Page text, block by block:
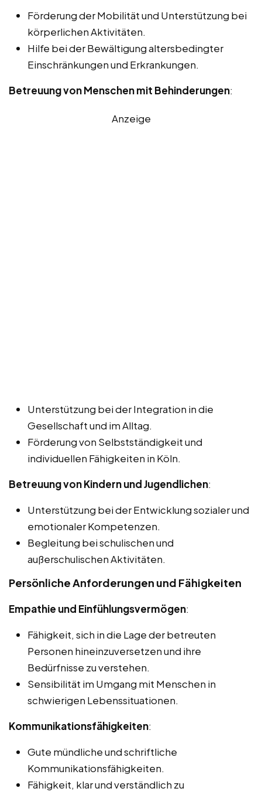
Förderung der Mobilität und Unterstützung bei
körperlichen Aktivitäten.
Hilfe bei der Bewältigung altersbedingter
Einschränkungen und Erkrankungen.
Betreuung von Menschen mit Behinderungen:
Anzeige
Unterstützung bei der Integration in die
Gesellschaft und im Alltag.
Förderung von Selbstständigkeit und
individuellen Fähigkeiten in Köln.
Betreuung von Kindern und Jugendlichen:
Unterstützung bei der Entwicklung sozialer und
emotionaler Kompetenzen.
Begleitung bei schulischen und
außerschulischen Aktivitäten.
Persönliche Anforderungen und Fähigkeiten
Empathie und Einfühlungsvermögen:
Fähigkeit, sich in die Lage der betreuten
Personen hineinzuversetzen und ihre
Bedürfnisse zu verstehen.
Sensibilität im Umgang mit Menschen in
schwierigen Lebenssituationen.
Kommunikationsfähigkeiten:
Gute mündliche und schriftliche
Kommunikationsfähigkeiten.
Fähigkeit, klar und verständlich zu